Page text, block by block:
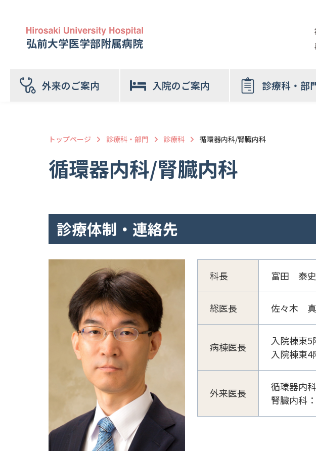
弘前大学医学部附属病院
外来のご案内 入院のご案内 診療科・部
トップページ 診療科・部門 診療科 循環器内科/腎臓内科
循環器内科/腎臓内科
診療体制・連絡先
科長 富田 泰史
総医長 佐々木
病棟医長
入院棟東
入院棟東
外来医長
循環器内
腎臓内科